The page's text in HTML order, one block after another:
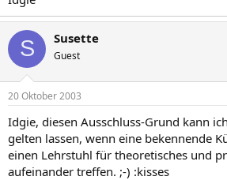
S Susette
Guest
20 Oktober 2003
Idgie, diesen Ausschluss-Grund kann
gelten lassen, wenn eine bekennende
einen Lehrstuhl für theoretisches und
aufeinander treffen. ;-) :kisses